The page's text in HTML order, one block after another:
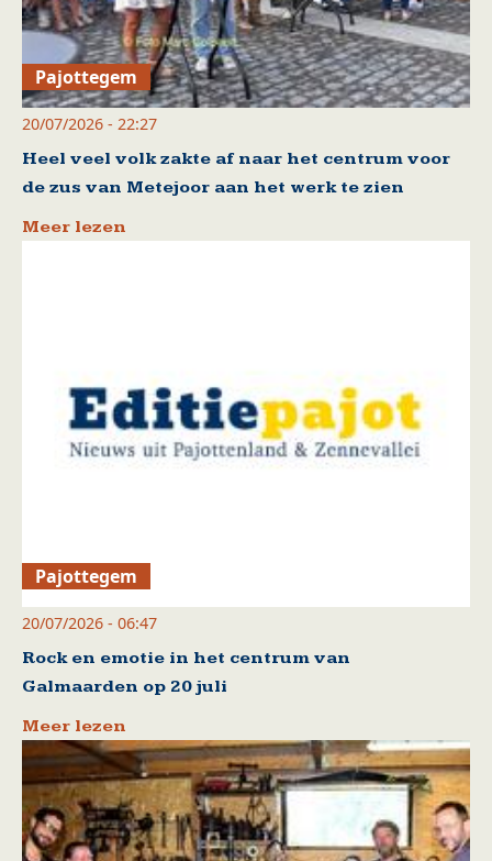
Pajottegem
20/07/2026 - 22:27
Heel veel volk zakte af naar het centrum voor
de zus van Metejoor aan het werk te zien
Meer lezen
Pajottegem
20/07/2026 - 06:47
Rock en emotie in het centrum van
Galmaarden op 20 juli
Meer lezen